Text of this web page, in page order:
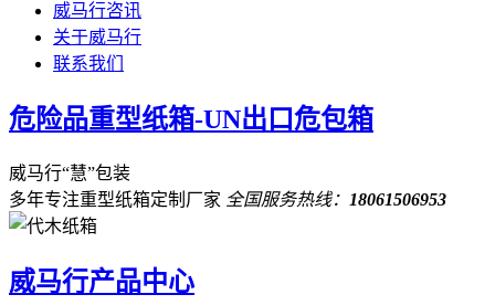
威马行咨讯
关于威马行
联系我们
危险品重型纸箱-UN出口危包箱
威马行“慧”包装
多年专注重型纸箱定制厂家 全国服务热线： 18061506953
威马行产品中心